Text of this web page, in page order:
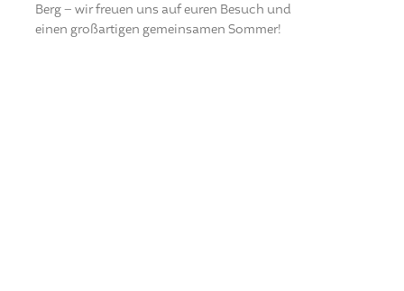
Berg – wir freuen uns auf euren Besuch und
einen großartigen gemeinsamen Sommer!